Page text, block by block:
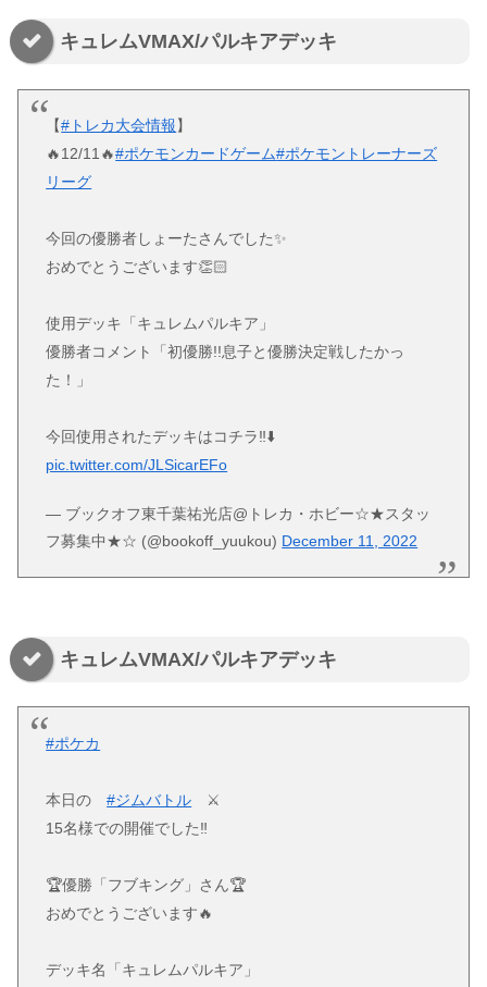
キュレムVMAX/パルキアデッキ
【#トレカ大会情報】
🔥12/11🔥#ポケモンカードゲーム#ポケモントレーナーズ
リーグ
今回の優勝者しょーたさんでした✨
おめでとうございます👏🏻
使用デッキ「キュレムパルキア」
優勝者コメント「初優勝!!息子と優勝決定戦したかっ
た！」
今回使用されたデッキはコチラ‼️⬇️
pic.twitter.com/JLSicarEFo
— ブックオフ東千葉祐光店@トレカ・ホビー☆★スタッ
フ募集中★☆ (@bookoff_yuukou) December 11, 2022
キュレムVMAX/パルキアデッキ
#ポケカ
本日の#ジムバトル ⚔
15名様での開催でした‼️
🏆優勝「フブキング」さん🏆
おめでとうございます🔥
デッキ名「キュレムパルキア」